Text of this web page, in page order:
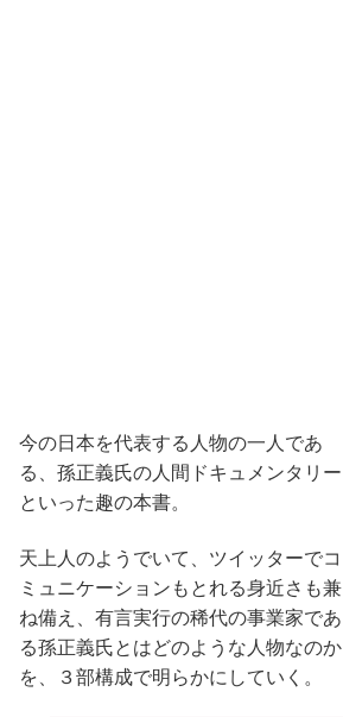
今の日本を代表する人物の一人であ
る、孫正義氏の人間ドキュメンタリー
といった趣の本書。
天上人のようでいて、ツイッターでコ
ミュニケーションもとれる身近さも兼
ね備え、有言実行の稀代の事業家であ
る孫正義氏とはどのような人物なのか
を、３部構成で明らかにしていく。